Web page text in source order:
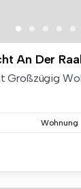
An Der
Großzügig
Wohnung